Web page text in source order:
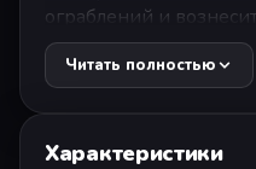
ограблений и
преступного мира!
настоящим боссом
Приглашайте друзей,
Читать полностью
Характеристики